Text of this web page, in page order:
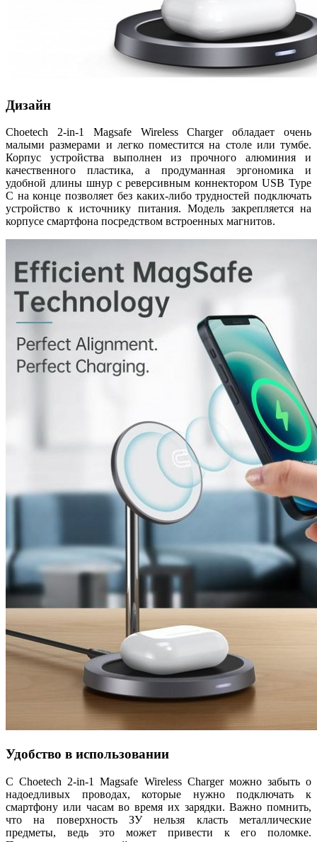
Дизайн
Choetech 2-in-1 Magsafe Wireless Charger обладает очень
малыми размерами и легко поместится на столе или тумбе.
Корпус устройства выполнен из прочного алюминия и
качественного пластика, а продуманная эргономика и
удобной длины шнур с реверсивным коннектором USB Type
C на конце позволяет без каких-либо трудностей подключать
устройство к источнику питания. Модель закрепляется на
корпусе смартфона посредством встроенных магнитов.
Удобство в использовании
С Choetech 2-in-1 Magsafe Wireless Charger можно забыть о
надоедливых проводах, которые нужно подключать к
смартфону или часам во время их зарядки. Важно помнить,
что на поверхность ЗУ нельзя класть металлические
предметы, ведь это может привести к его поломке.